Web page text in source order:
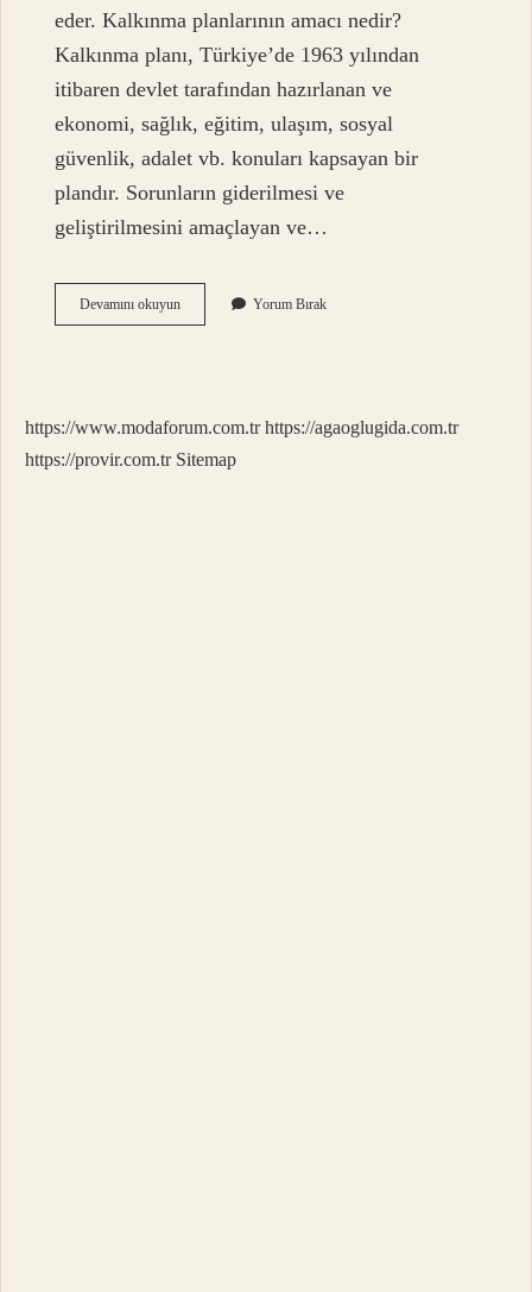
eder. Kalkınma planlarının amacı nedir?
Kalkınma planı, Türkiye’de 1963 yılından
itibaren devlet tarafından hazırlanan ve
ekonomi, sağlık, eğitim, ulaşım, sosyal
güvenlik, adalet vb. konuları kapsayan bir
plandır. Sorunların giderilmesi ve
geliştirilmesini amaçlayan ve…
Devamını okuyunKalkınma
Nedir
Yorum Bırak
https://www.modaforum.com.tr https://agaoglugida.com.tr
https://provir.com.tr Sitemap